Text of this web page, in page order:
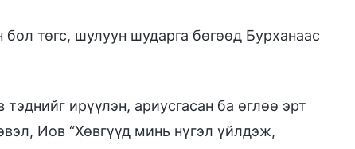
төгс, шулуун шударга бөгөөд Бурханаас
ирүүлэн, ариусгасан ба өглөө эрт
Иов “Хөвгүүд минь нүгэл үйлдэж,